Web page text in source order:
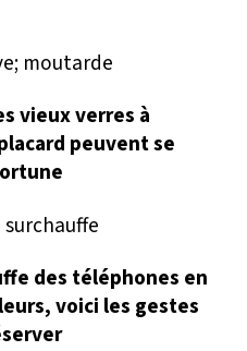
vieux verres à
peuvent se
des téléphones en
voici les gestes